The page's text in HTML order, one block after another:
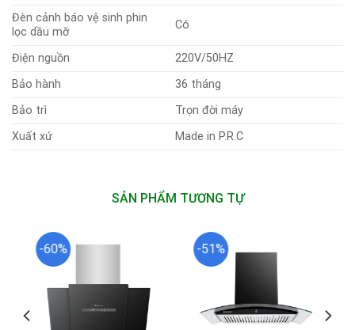
Đèn cảnh báo vệ sinh phin
lọc dầu mỡ
Có
Điện nguồn
220V/50HZ
Bảo hành
36 tháng
Bảo trì
Trọn đời máy
Xuất xứ
Made in P.R.C
SẢN PHẨM TƯƠNG TỰ
-60% -51%